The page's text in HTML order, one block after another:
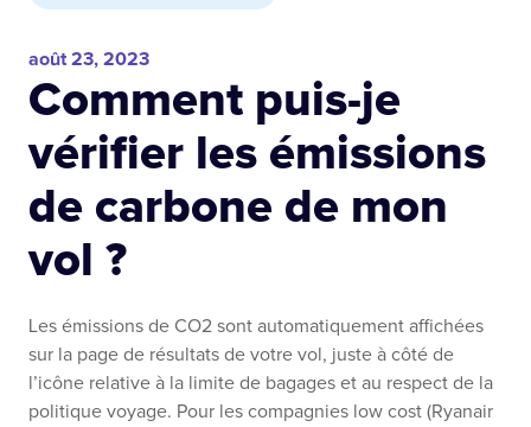
août 23, 2023
Comment puis-je
vérifier les émissions
de carbone de mon
vol ?
Les émissions de CO2 sont automatiquement affichées
sur la page de résultats de votre vol, juste à côté de
l’icône relative à la limite de bagages et au respect de la
politique voyage. Pour les compagnies low cost (Ryanair